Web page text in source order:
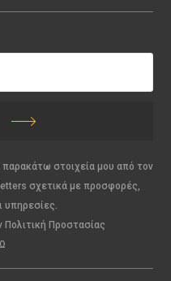
παρακάτω στοιχεία μου από τον
σχετικά με προσφορές,
υπηρεσίες.
Πολιτική Προστασίας